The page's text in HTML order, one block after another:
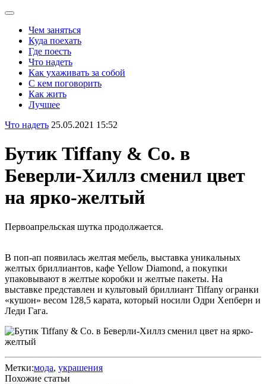
Чем заняться
Куда поехать
Где поесть
Что надеть
Как ухаживать за собой
С кем поговорить
Как жить
Лучшее
Что надеть 25.05.2021 15:52
Бутик Tiffany & Co. в
Беверли-Хиллз сменил цвет
на ярко-желтый
Первоапрельская шутка продолжается.
В поп-ап появилась желтая мебель, выставка уникальных
желтых бриллиантов, кафе Yellow Diamond, а покупки
упаковывают в желтые коробки и желтые пакеты. На
выставке представлен и культовый бриллиант Tiffany огранки
«кушон» весом 128,5 карата, который носили Одри Хепберн и
Леди Гага.
Метки:мода, украшения
Похожие статьи